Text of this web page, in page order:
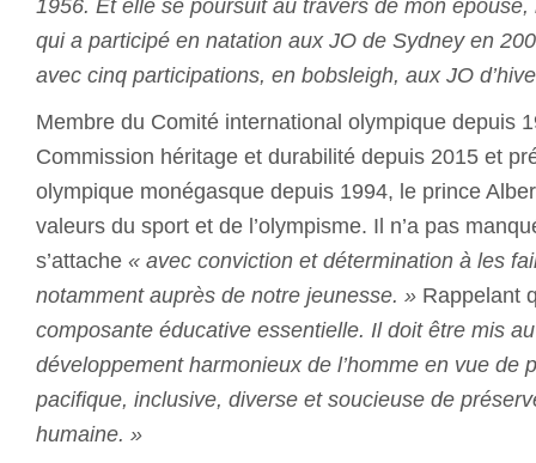
1956. Et elle se poursuit au travers de mon
qui a participé en natation aux JO de Sydney en
avec cinq participations, en bobsleigh, aux JO
Membre du Comité international olympique depuis
Commission héritage et durabilité depuis 2015 et
olympique monégasque depuis 1994, le prince
valeurs du sport et de l’olympisme. Il n’a pas
s’attache « avec conviction et détermination à les
notamment auprès de notre jeunesse. » Rappelant
composante éducative essentielle. Il doit être mis
développement harmonieux de l’homme en vue de
pacifique, inclusive, diverse et soucieuse de
humaine. »